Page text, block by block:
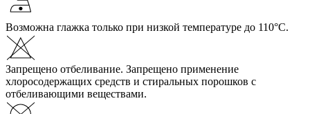
Возможна глажка только при низкой температуре до 110°С.
Запрещено отбеливание. Запрещено применение
хлоросодержащих средств и стиральных порошков с
отбеливающими веществами.